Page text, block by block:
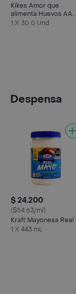
Kikes Amor que
alimenta Huevos AA
Rojos L
1 X 30.0 Und
Despensa
$ 24.200
($54.63/ml)
Kraft Mayonesa Real
1 X 443 mL